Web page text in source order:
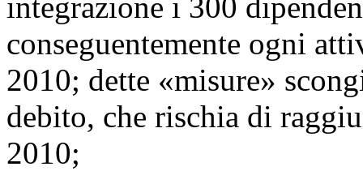
conseguentemente ogni
2010; dette «misure»
debito, che rischia di
2010;